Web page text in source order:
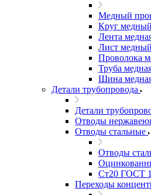
Медный
Круг медный
Лента
Лист медный
Проволока
Труба
Шина
Детали трубопровода
Детали
Отводы
Отводы стальные
Отводы
Ст20 ГОСТ
Переходы